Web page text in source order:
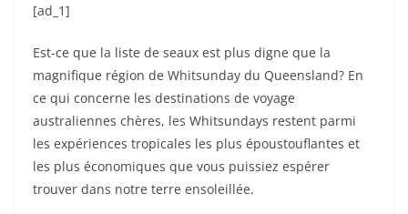
[ad_1]
Est-ce que la liste de seaux est plus digne que la
magnifique région de Whitsunday du Queensland? En
ce qui concerne les destinations de voyage
australiennes chères, les Whitsundays restent parmi
les expériences tropicales les plus époustouflantes et
les plus économiques que vous puissiez espérer
trouver dans notre terre ensoleillée.